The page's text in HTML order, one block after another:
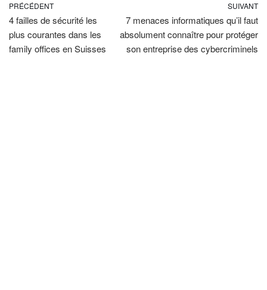
PRÉCÉDENT
4 failles de sécurité les
plus courantes dans les
family offices en Suisses
SUIVANT
7 menaces informatiques qu’il faut
absolument connaître pour protéger
son entreprise des cybercriminels